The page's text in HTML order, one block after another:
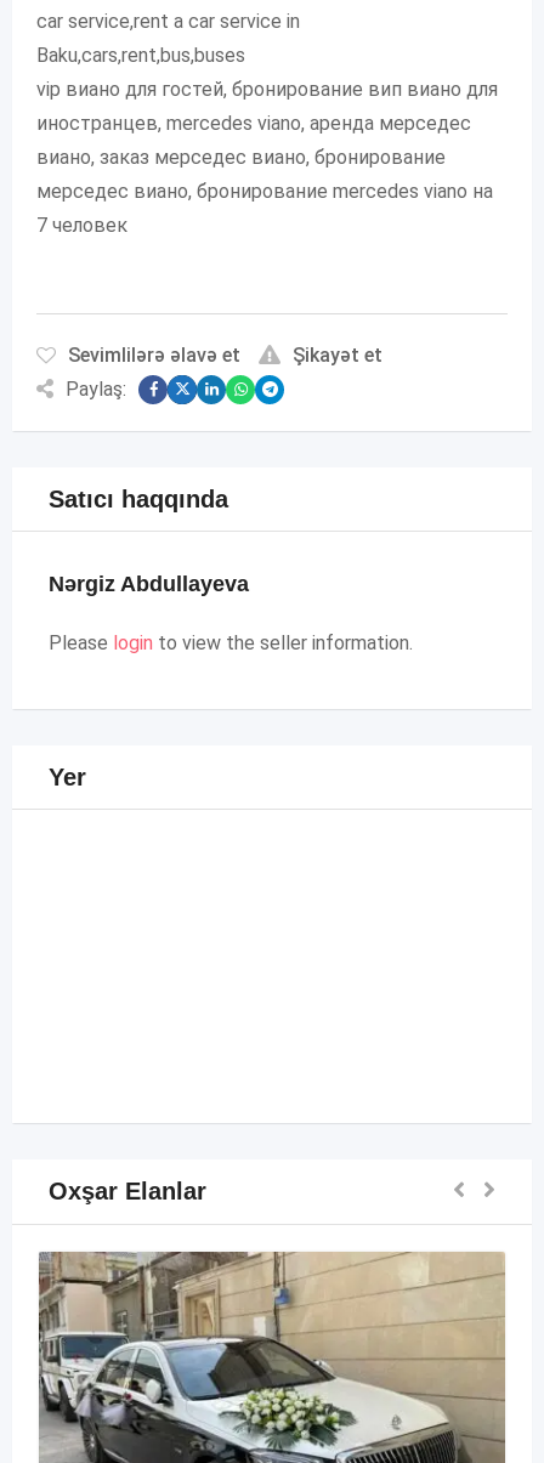
car service,rent a car service in
Baku,cars,rent,bus,buses
vip виано для гостей, бронирование вип виано для
иностранцев, mercedes viano, аренда мерседес
виано, заказ мерседес виано, бронирование
мерседес виано, бронирование mercedes viano на
7 человек
Sevimlilərə əlavə et
Şikayət et
Paylaş:
Satıcı haqqında
Nərgiz Abdullayeva
Please login to view the seller information.
Yer
Oxşar Elanlar